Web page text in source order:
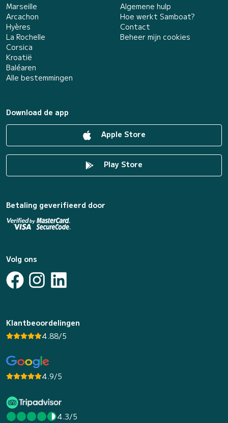
Marseille
Arcachon
Hyères
La Rochelle
Corsica
Kroatië
Baléaren
Alle bestemmingen
Algemene hulp
Hoe werkt Samboat?
Contact
Beheer mijn cookies
Download de app
Apple Store
Play Store
Betaling geverifieerd door
Volg ons
Klantbeoordelingen
4.88/5
4.9/5
4.3/5